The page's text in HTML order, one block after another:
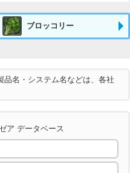
ブロッコリー
名・システム名などは、各社
ア データベース